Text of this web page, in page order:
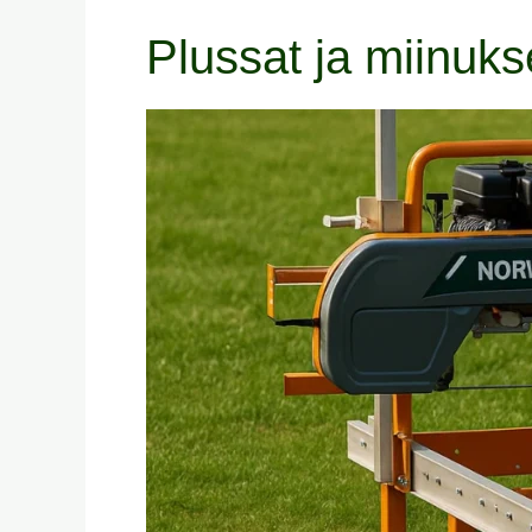
Plussat ja